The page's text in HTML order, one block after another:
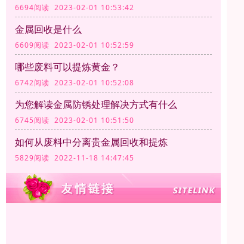
6694阅读 2023-02-01 10:53:42
金属回收是什么
6609阅读 2023-02-01 10:52:59
哪些废料可以提炼黄金？
6742阅读 2023-02-01 10:52:08
为您解读金属防锈处理解决方式有什么
6745阅读 2023-02-01 10:51:50
如何从废料中分离贵金属回收和提炼
5829阅读 2022-11-18 14:47:45